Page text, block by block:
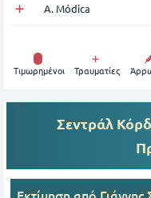
A. Módica
Tιμωρημένοι Τραυματίες
Σεντράλ